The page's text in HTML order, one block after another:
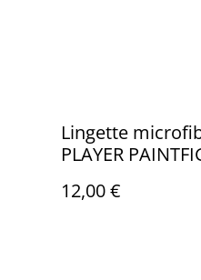
Lingette
PLAYER
12,00 €